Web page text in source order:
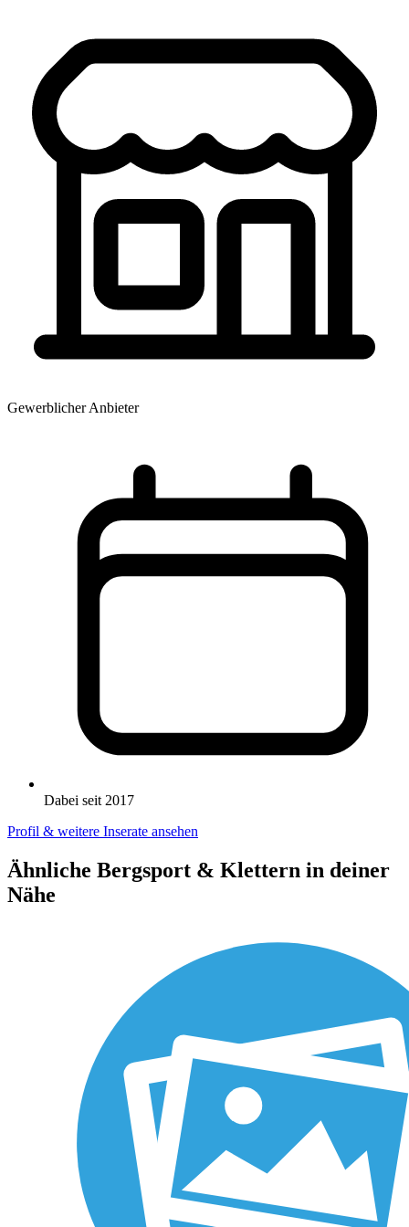
Gewerblicher Anbieter
Dabei seit 2017
Profil & weitere Inserate ansehen
Ähnliche Bergsport & Klettern in deiner
Nähe